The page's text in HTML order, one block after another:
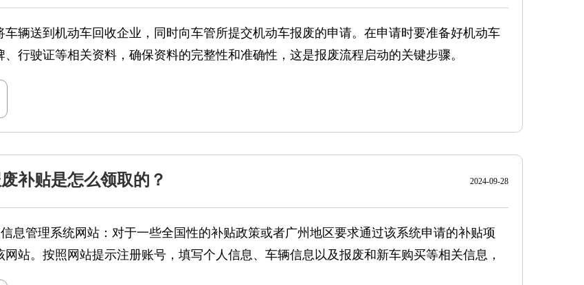
车辆送到机动车回收企业，同时向车管所提交机动车报废的申请。在申请时要准备好机动车
、行驶证等相关资料，确保资料的完整性和准确性，这是报废流程启动的关键步骤。
补贴是怎么领取的？ 2024-09-28
息管理系统网站：对于一些全国性的补贴政策或者广州地区要求通过该系统申请的补贴项
网站。按照网站提示注册账号，填写个人信息、车辆信息以及报废和新车购买等相关信息，
明材料扫描件或照片。- “汽车以旧换新”小程序：部分补贴项目有专门的小程序供车主申请。